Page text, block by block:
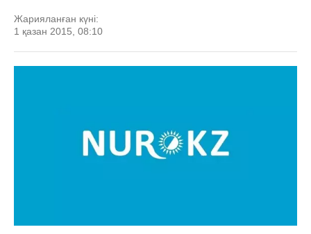
Жарияланған күні:
1 қазан 2015, 08:10